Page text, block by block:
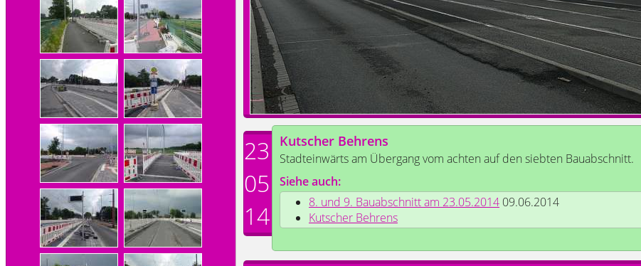
23
05
14
Kutscher Behrens
Stadteinwärts am Übergang vom achten auf den siebten Bauabschnitt.
Siehe auch:
8. und 9. Bauabschnitt am 23.05.2014 09.06.2014
Kutscher Behrens